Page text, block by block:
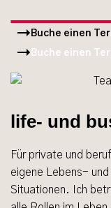
Buche einen
Buche einen
life- und
Für private und
eigene Lebens-
Situationen. Ich